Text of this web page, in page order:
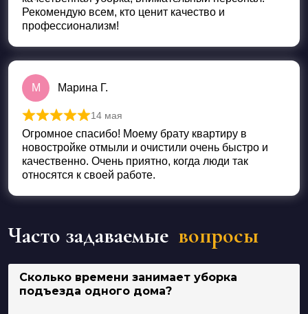
Рекомендую всем, кто ценит качество и
профессионализм!
М Марина Г.
Оценка
14 мая
Огромное спасибо! Моему брату квартиру в
новостройке отмыли и очистили очень быстро и
качественно. Очень приятно, когда люди так
относятся к своей работе.
Часто задаваемые вопросы
Сколько времени занимает уборка
подъезда одного дома?